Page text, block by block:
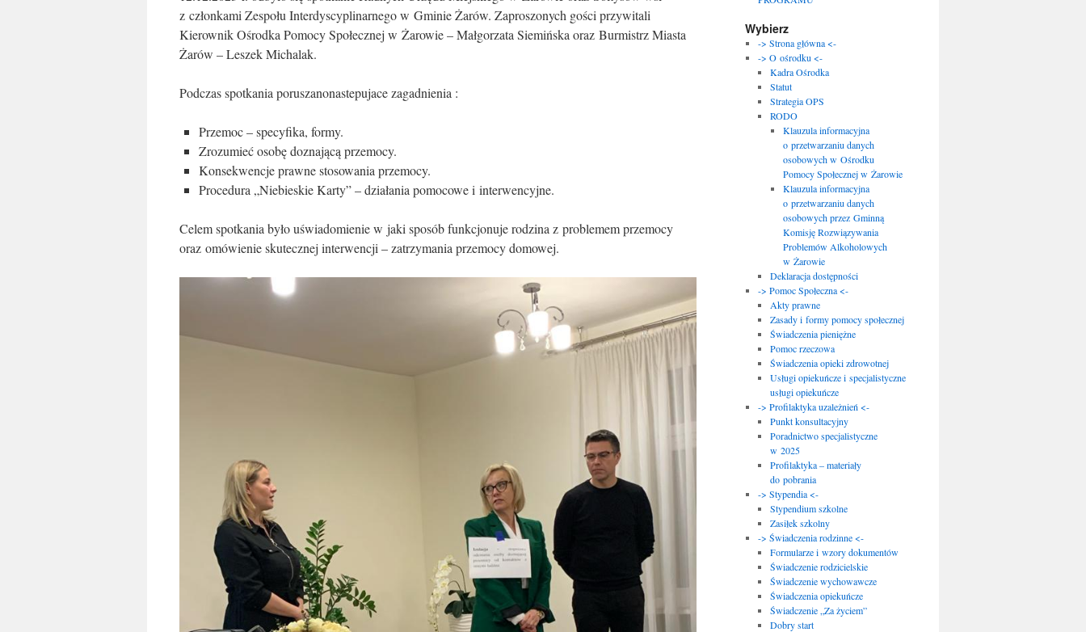
z członkami Zespołu Interdyscyplinarnego w Gminie Żarów. Zaproszonych gości przywitali
Kierownik Ośrodka Pomocy Społecznej w Żarowie – Małgorzata Siemińska oraz Burmistrz Miasta
Żarów – Leszek Michalak.
Podczas spotkania poruszanonastepujace zagadnienia :
Przemoc – specyfika, formy.
Zrozumieć osobę doznającą przemocy.
Konsekwencje prawne stosowania przemocy.
Procedura „Niebieskie Karty” – działania pomocowe i interwencyjne.
Celem spotkania było uświadomienie w jaki sposób funkcjonuje rodzina z problemem przemocy
oraz omówienie skutecznej interwencji – zatrzymania przemocy domowej.
Wybierz
-> Strona główna <-
-> O ośrodku <-
Kadra Ośrodka
Statut
Strategia OPS
RODO
Klauzula informacyjna
o przetwarzaniu danych
osobowych w Ośrodku
Pomocy Społecznej w Żarowie
Klauzula informacyjna
o przetwarzaniu danych
osobowych przez Gminną
Komisję Rozwiązywania
Problemów Alkoholowych
w Żarowie
Deklaracja dostępności
-> Pomoc Społeczna <-
Akty prawne
Zasady i formy pomocy społecznej
Świadczenia pieniężne
Pomoc rzeczowa
Świadczenia opieki zdrowotnej
Usługi opiekuńcze i specjalistyczne
usługi opiekuńcze
-> Profilaktyka uzależnień <-
Punkt konsultacyjny
Poradnictwo specjalistyczne
w 2025
Profilaktyka – materiały
do pobrania
-> Stypendia <-
Stypendium szkolne
Zasiłek szkolny
-> Świadczenia rodzinne <-
Formularze i wzory dokumentów
Świadczenie rodzicielskie
Świadczenie wychowawcze
Świadczenia opiekuńcze
Świadczenie „Za życiem”
Dobry start